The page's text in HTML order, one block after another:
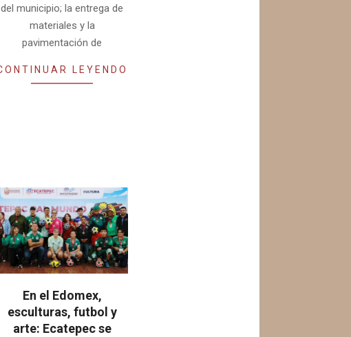
del municipio; la entrega de
materiales y la
pavimentación de
LEYENDO
En el Edomex,
esculturas, futbol y
arte: Ecatepec se